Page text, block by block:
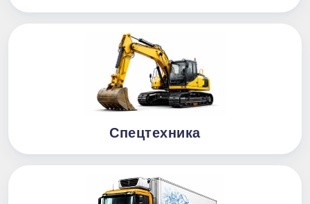
Спецтехника